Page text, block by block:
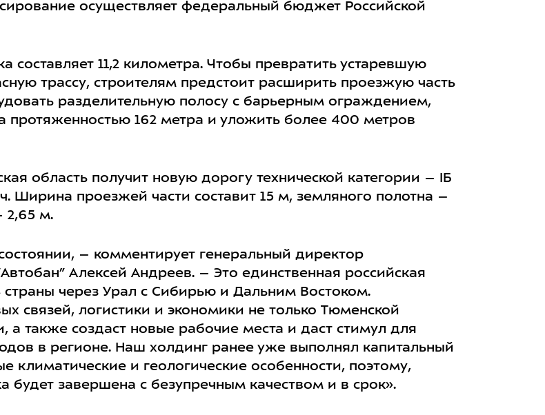
осуществляет федеральный бюджет Российской
составляет 11,2 километра. Чтобы превратить устаревшую
трассу, строителям предстоит расширить проезжую часть
разделительную полосу с барьерным ограждением,
протяженностью 162 метра и уложить более 400 метров
область получит новую дорогу технической категории – IБ
Ширина проезжей части составит 15 м, земляного полотна –
2,65 м.
– комментирует генеральный директор
Алексей Андреев. – Это единственная российская
через Урал с Сибирью и Дальним Востоком.
связей, логистики и экономики не только Тюменской
а также создаст новые рабочие места и даст стимул для
в регионе. Наш холдинг ранее уже выполнял капитальный
климатические и геологические особенности, поэтому,
будет завершена с безупречным качеством и в срок».